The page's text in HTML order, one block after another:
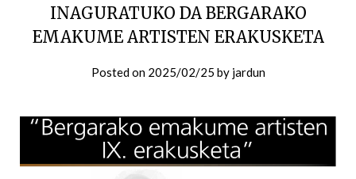
INAGURATUKO DA BERGARAKO
EMAKUME ARTISTEN ERAKUSKETA
Posted on 2025/02/25 by jardun